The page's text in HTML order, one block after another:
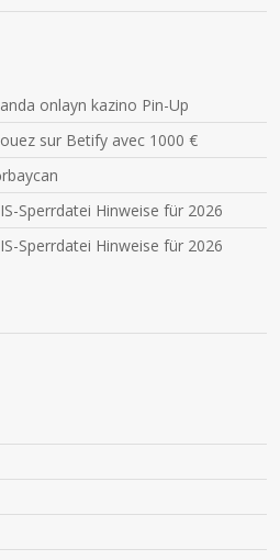
onlayn kazino Pin-Up
sur Betify avec 1000 €
Sperrdatei Hinweise für 2026
Sperrdatei Hinweise für 2026